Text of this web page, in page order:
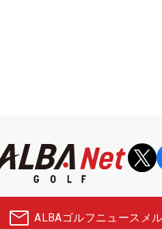
ALBAゴルフニュース メ